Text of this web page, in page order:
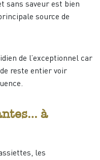
sans saveur est bien
source de
de l’exceptionnel car
reste entier voir
à
les